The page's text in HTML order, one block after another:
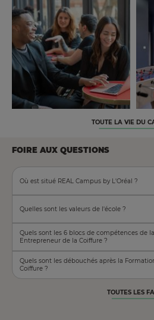
TOUTE LA VIE DU
FOIRE AUX QUESTIONS
Où est situé REAL Campus by L'Oréal ?
Quelles sont les valeurs de l'école ?
Quels sont les 6 blocs de compétences de
Entrepreneur de la Coiffure ?
Quels sont les débouchés après la
Coiffure ?
TOUTES LES